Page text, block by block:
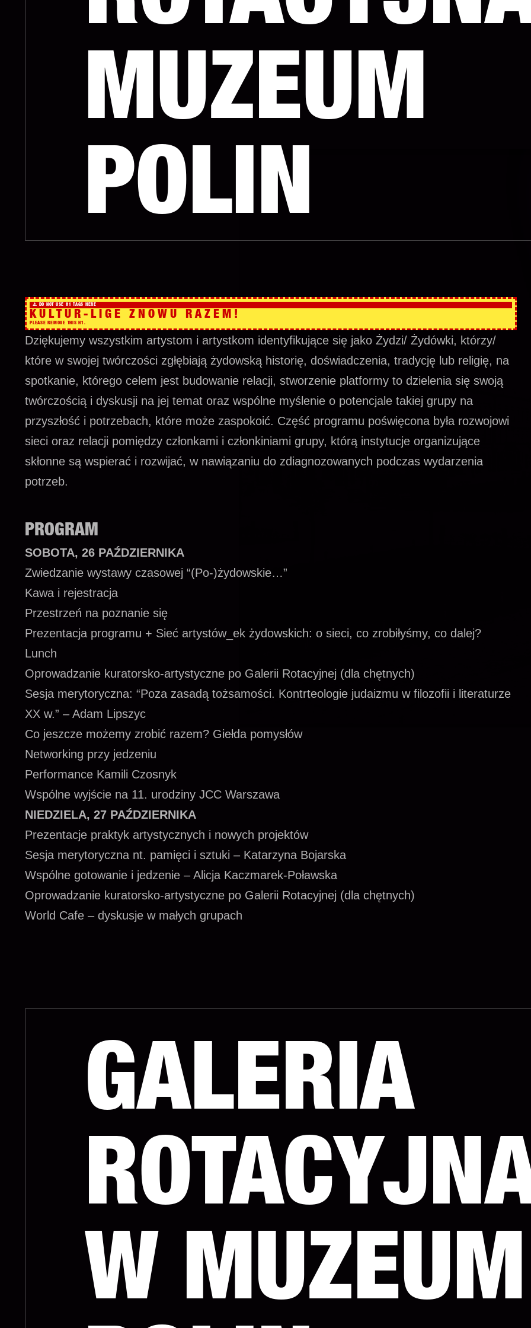
MUZEUM
POLIN
KULTUR-LIGE ZNOWU RAZEM!
Dziękujemy wszystkim artystom i artystkom identyfikujące się jako Żydzi/ Żydówki, którzy/
które w swojej twórczości zgłębiają żydowską historię, doświadczenia, tradycję lub religię, na
spotkanie, którego celem jest budowanie relacji, stworzenie platformy to dzielenia się swoją
twórczością i dyskusji na jej temat oraz wspólne myślenie o potencjale takiej grupy na
przyszłość i potrzebach, które może zaspokoić. Część programu poświęcona była rozwojowi
sieci oraz relacji pomiędzy członkami i członkiniami grupy, którą instytucje organizujące
skłonne są wspierać i rozwijać, w nawiązaniu do zdiagnozowanych podczas wydarzenia
potrzeb.
PROGRAM
SOBOTA, 26 PAŹDZIERNIKA
Zwiedzanie wystawy czasowej “(Po-)żydowskie…”
Kawa i rejestracja
Przestrzeń na poznanie się
Prezentacja programu + Sieć artystów_ek żydowskich: o sieci, co zrobiłyśmy, co dalej?
Lunch
Oprowadzanie kuratorsko-artystyczne po Galerii Rotacyjnej (dla chętnych)
Sesja merytoryczna: “Poza zasadą tożsamości. Kontrteologie judaizmu w filozofii i literaturze
XX w.” – Adam Lipszyc
Co jeszcze możemy zrobić razem? Giełda pomysłów
Networking przy jedzeniu
Performance Kamili Czosnyk
Wspólne wyjście na 11. urodziny JCC Warszawa
NIEDZIELA, 27 PAŹDZIERNIKA
Prezentacje praktyk artystycznych i nowych projektów
Sesja merytoryczna nt. pamięci i sztuki – Katarzyna Bojarska
Wspólne gotowanie i jedzenie – Alicja Kaczmarek-Poławska
Oprowadzanie kuratorsko-artystyczne po Galerii Rotacyjnej (dla chętnych)
World Cafe – dyskusje w małych grupach
GALERIA
W MUZEUM